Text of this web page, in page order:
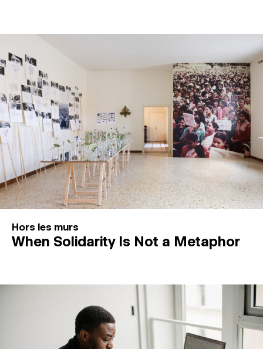
Hors les murs
When Solidarity Is Not a Metaphor